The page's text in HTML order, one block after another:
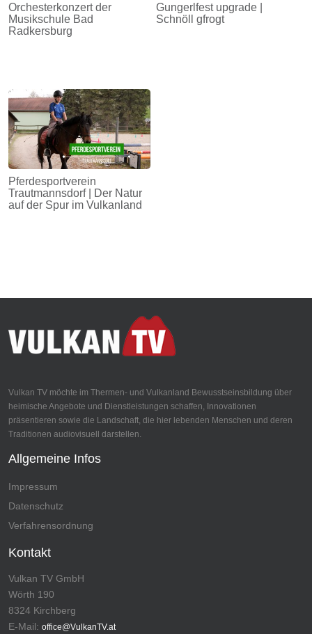
Orchesterkonzert der
Musikschule Bad
Radkersburg
Gungerlfest upgrade |
Schnöll gfrogt
Pferdesportverein
Trautmannsdorf | Der Natur
auf der Spur im Vulkanland
Vulkan TV möchte im Thermen- und Vulkanland Bewusstseinsbildung über
heimische Angebote und Dienstleistungen schaffen, Innovationen
präsentieren sowie die Landschaft, die hier lebenden Menschen und deren
Traditionen audiovisuell darstellen.
Allgemeine Infos
Impressum
Datenschutz
Verfahrensordnung
Kontakt
Vulkan TV GmbH
Wörth 190
8324 Kirchberg
E-Mail: office@VulkanTV.at